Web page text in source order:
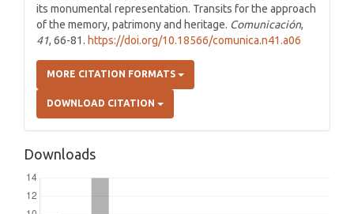
its monumental representation. Transits for the approach
of the memory, patrimony and heritage. Comunicación,
41, 66-81. https://doi.org/10.18566/comunica.n41.a06
MORE CITATION FORMATS
DOWNLOAD CITATION
Downloads